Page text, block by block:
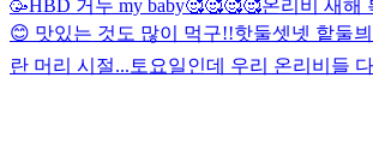
🥳HBD 거누 my baby🥰🥰🥰🥰온리비 새해
😊 맛있는 것도 많이 먹구!!핫둘셋넷 핱
란 머리 시절... 토요일인데 우리 온리비들